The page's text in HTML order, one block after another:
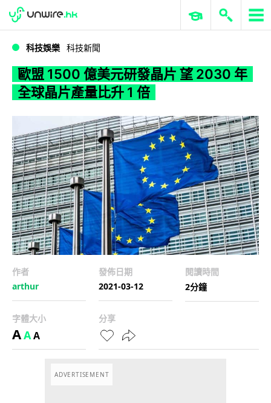
WWDC 2026 ERP 與商業 AI
科技娛樂 科技新聞
歐盟 1500 億美元研發晶片 望 2030 年
全球晶片產量比升 1 倍
作者
arthur
發佈日期
2021-03-12
閱讀時間
2分鐘
字體大小
AAA
分享
ADVERTISEMENT